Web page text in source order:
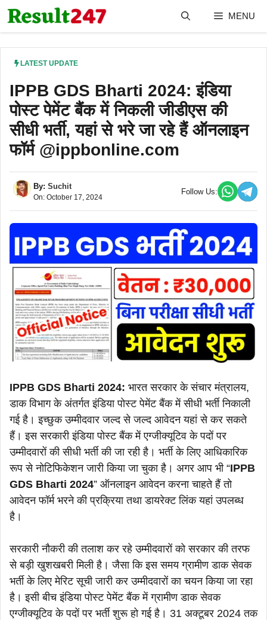
Skip
to
MENU
LATEST UPDATE
IPPB GDS Bharti 2024: इंडिया
पोस्ट पेमेंट बैंक में निकली जीडीएस की
सीधी भर्ती, यहां से भरे जा रहे हैं ऑनलाइन
फॉर्म @ippbonline.com
By: Suchit
On: October 17, 2024
Follow Us:
IPPB GDS Bharti 2024: भारत सरकार के संचार मंत्रालय,
डाक विभाग के अंतर्गत इंडिया पोस्ट पेमेंट बैंक में सीधी भर्ती निकाली
गई है। इच्छुक उम्मीदवार जल्द से जल्द आवेदन यहां से कर सकते
हैं। इस सरकारी इंडिया पोस्ट बैंक में एग्जीक्यूटिव के पदों पर
उम्मीदवारों की सीधी भर्ती की जा रही है। भर्ती के लिए आधिकारिक
रूप से नोटिफिकेशन जारी किया जा चुका है। अगर आप भी “IPPB
GDS Bharti 2024” ऑनलाइन आवेदन करना चाहते हैं तो
आवेदन फॉर्म भरने की प्रक्रिया तथा डायरेक्ट लिंक यहां उपलब्ध
है।
सरकारी नौकरी की तलाश कर रहे उम्मीदवारों को सरकार की तरफ
से बड़ी खुशखबरी मिली है। जैसा कि इस समय ग्रामीण डाक सेवक
भर्ती के लिए मेरिट सूची जारी कर उम्मीदवारों का चयन किया जा रहा
है। इसी बीच इंडिया पोस्ट पेमेंट बैंक में ग्रामीण डाक सेवक
एग्जीक्यूटिव के पदों पर भर्ती शुरू हो गई है। 31 अक्टूबर 2024 तक